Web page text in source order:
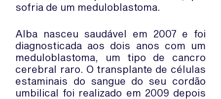
sofria de um meduloblastoma.
Alba nasceu saudável em 2007 e foi
diagnosticada aos dois anos com um
meduloblastoma, um tipo de cancro
cerebral raro. O transplante de células
estaminais do sangue do seu cordão
umbilical foi realizado em 2009 depois